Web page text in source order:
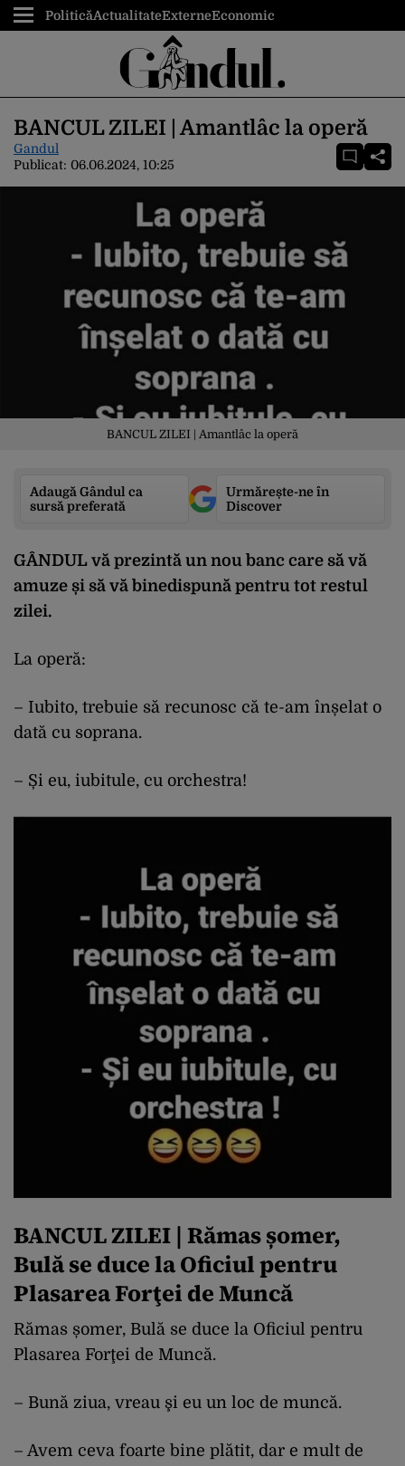
PoliticăActualitateExterneEconomic
BANCUL ZILEI | Amantlâc la operă
Gandul
Publicat: 06.06.2024, 10:25
BANCUL ZILEI | Amantlâc la operă
Adaugă Gândul ca
sursă preferată
Urmărește-ne în
Discover
GÂNDUL vă prezintă un nou banc care să vă
amuze și să vă binedispună pentru tot restul
zilei.
La operă:
– Iubito, trebuie să recunosc că te-am înșelat o
dată cu soprana.
– Și eu, iubitule, cu orchestra!
BANCUL ZILEI | Rămas șomer,
Bulă se duce la Oficiul pentru
Plasarea Forţei de Muncă
Rămas șomer, Bulă se duce la Oficiul pentru
Plasarea Forţei de Muncă.
– Bună ziua, vreau şi eu un loc de muncă.
– Avem ceva foarte bine plătit, dar e mult de